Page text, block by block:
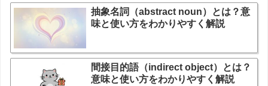
抽象名詞（abstract noun）とは？意
味と使い方をわかりやすく解説
間接目的語（indirect object）とは？
意味と使い方をわかりやすく解説